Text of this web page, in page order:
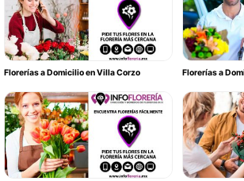
Florerías a Domicilio en Villa Corzo Florerías a